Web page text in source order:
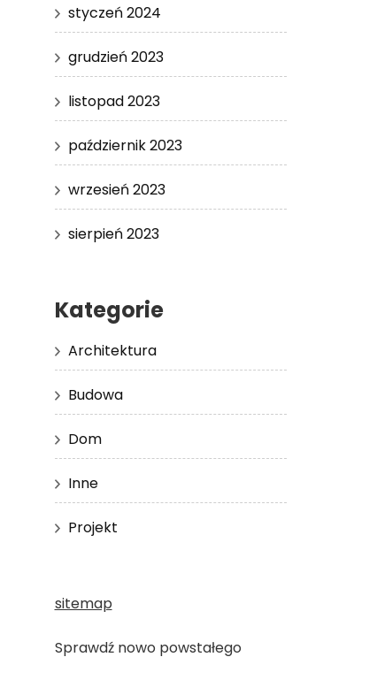
styczeń 2024
grudzień 2023
listopad 2023
październik 2023
wrzesień 2023
sierpień 2023
Kategorie
Architektura
Budowa
Dom
Inne
Projekt
sitemap
Sprawdź nowo powstałego